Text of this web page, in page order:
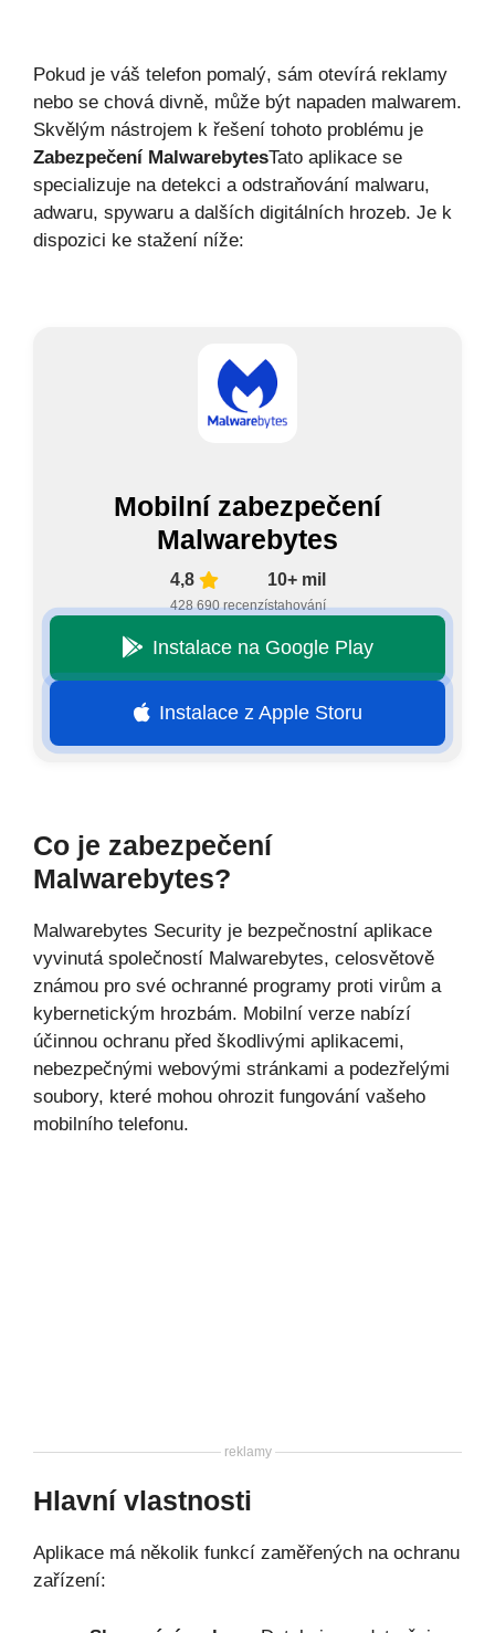
Pokud je váš telefon pomalý, sám otevírá reklamy
nebo se chová divně, může být napaden malwarem.
Skvělým nástrojem k řešení tohoto problému je
Zabezpečení MalwarebytesTato aplikace se
specializuje na detekci a odstraňování malwaru,
adwaru, spywaru a dalších digitálních hrozeb. Je k
dispozici ke stažení níže:
Mobilní zabezpečení
Malwarebytes
4,8
428 690 recenzí
10+ mil
stahování
Instalace na Google Play
Instalace z Apple Storu
Co je zabezpečení
Malwarebytes?
Malwarebytes Security je bezpečnostní aplikace
vyvinutá společností Malwarebytes, celosvětově
známou pro své ochranné programy proti virům a
kybernetickým hrozbám. Mobilní verze nabízí
účinnou ochranu před škodlivými aplikacemi,
nebezpečnými webovými stránkami a podezřelými
soubory, které mohou ohrozit fungování vašeho
mobilního telefonu.
reklamy
Hlavní vlastnosti
Aplikace má několik funkcí zaměřených na ochranu
zařízení: